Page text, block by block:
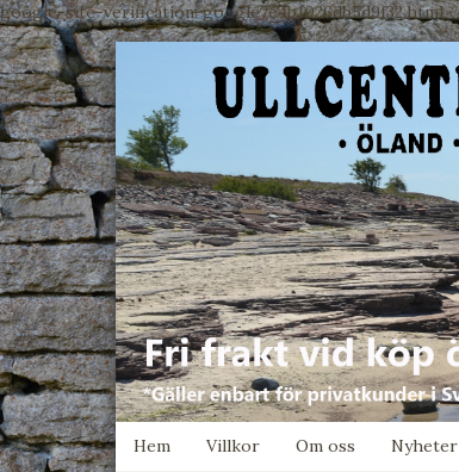
google-site-verification: google7e4b1026db5d9f32.html
Hem
Villkor Om oss Nyheter